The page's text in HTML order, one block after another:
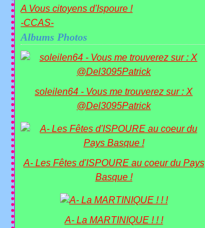
A Vous citoyens d'Ispoure !
-CCAS-
Albums Photos
soleilen64 - Vous me trouverez sur : X
@Del3095Patrick
A- Les Fêtes d'ISPOURE au coeur du Pays
Basque !
A- La MARTINIQUE ! ! !